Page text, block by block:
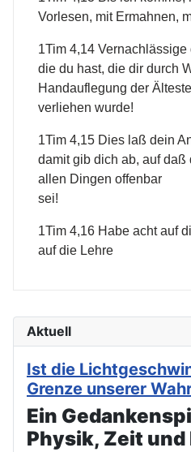
Vorlesen, mit Ermahnen,
1Tim 4,14 Vernachlässige
die du hast, die dir durch
Handauflegung der
verliehen wurde!
1Tim 4,15 Dies laß dein
damit gib dich ab, auf daß
allen Dingen offenbar
sei!
1Tim 4,16 Habe acht auf
auf die Lehre
Aktuell
Ist die
Grenze unserer
Ein
Physik, Zeit und